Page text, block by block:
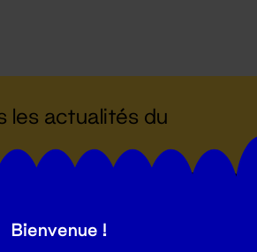
les actualités du
Bienvenue !